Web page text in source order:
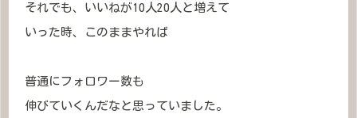
それでも、いいねが10人20人と増えて
いった時、このままやれば
普通にフォロワー数も
伸びていくんだなと思っていました。